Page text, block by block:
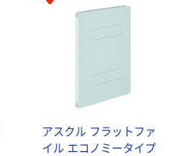
アスクル フラットファ
イル エコノミータイプ